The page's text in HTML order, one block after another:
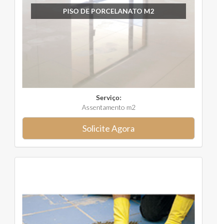
PISO DE PORCELANATO M2
Serviço:
Assentamento m2
Solicite Agora